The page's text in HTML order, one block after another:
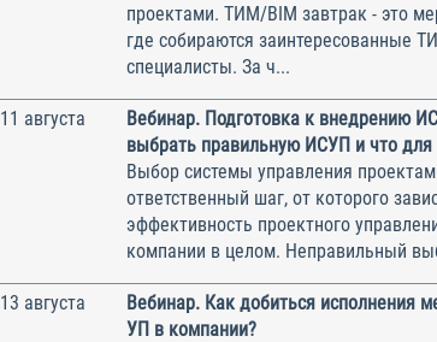
проектами. ТИМ/BIM завтрак - это
где собираются заинтересованные
специалисты. За ч...
11 августа
Вебинар. Подготовка к внедрению
выбрать правильную ИСУП и что для
Выбор системы управления
ответственный шаг, от которого
эффективность проектного
компании в целом. Неправильный
13 августа
Вебинар. Как добиться исполнения
УП в компании?